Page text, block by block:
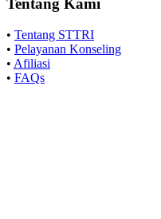
Tentang Kami
• Tentang STTRI
• Pelayanan Konseling
• Afiliasi
• FAQs